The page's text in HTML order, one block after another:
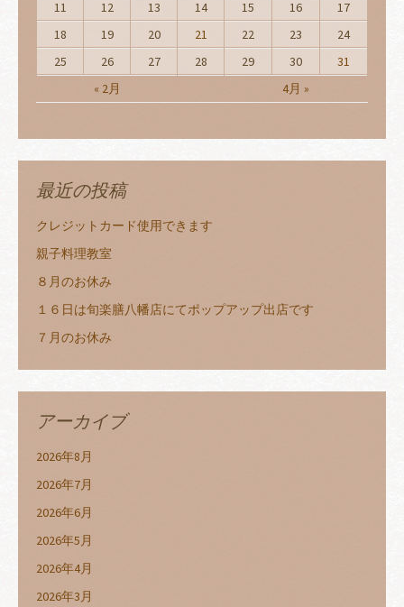
« 2月 4月 »
11
12 13 14 15 16
17
18
19 20 21 22 23
24
25
26 27 28 29 30 31
最近の投稿
クレジットカード使用できます
親子料理教室
８月のお休み
１６日は旬楽膳八幡店にてポップアップ出店です
７月のお休み
アーカイブ
2026年8月
2026年7月
2026年6月
2026年5月
2026年4月
2026年3月